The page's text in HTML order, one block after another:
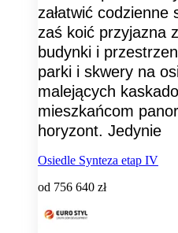
załatwić codzienne
zaś koić przyjazna
budynki i
parki i skwery na
malejących
mieszkańcom
horyzont. Jedynie
Osiedle Synteza etap IV
od 756 640 zł